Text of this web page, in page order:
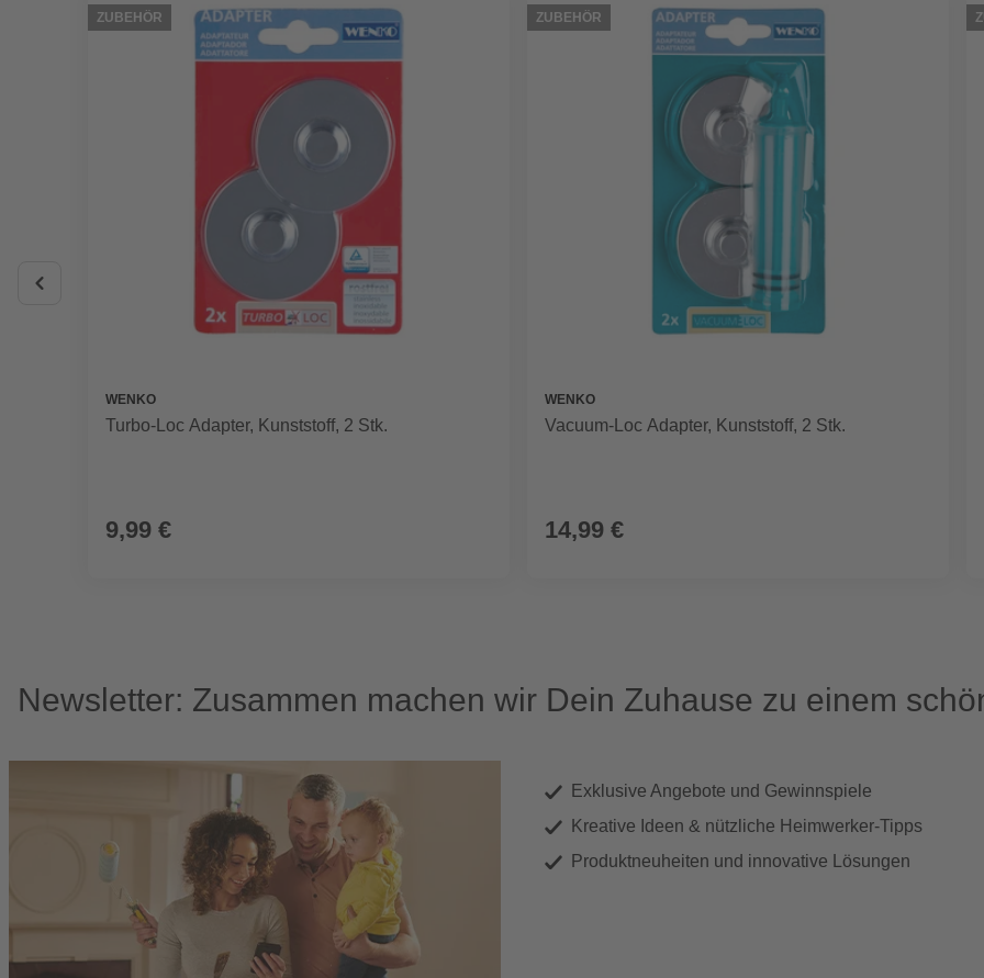
ZUBEHÖR
WENKO
Turbo-Loc Adapter, Kunststoff, 2 Stk.
9,99 €
ZUBEHÖR
WENKO
Vacuum-Loc Adapter, Kunststoff, 2 Stk.
14,99 €
Newsletter: Zusammen machen wir Dein Zuhause zu einem
Exklusive Angebote und Gewinnspiele
Kreative Ideen & nützliche Heimwerker-Tipps
Produktneuheiten und innovative Lösungen